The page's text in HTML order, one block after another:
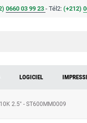
0660 03 99 23 - Tél2: (+212)
LOGICIEL
2.5" - ST600MM0009